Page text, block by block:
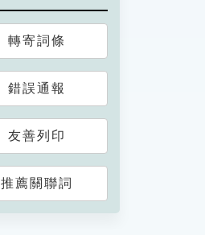
轉寄詞條
錯誤通報
友善列印
推薦關聯詞